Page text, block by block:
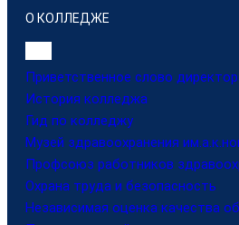
О КОЛЛЕДЖЕ
Приветственное слово
История колледжа
Гид по колледжу
Музей здравоохранения
Профсоюз работников
Охрана труда и безопасность
Независимая оценка качества